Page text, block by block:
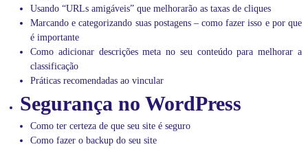
o
b
o
g
Usando “URLs amigáveis” que melhorarão as taxas de cliques
Marcando e categorizando suas postagens – como fazer isso e por que
é importante
Como adicionar descrições meta no seu conteúdo para melhorar a
classificação
Práticas recomendadas ao vincular
Segurança no WordPress
Como ter certeza de que seu site é seguro
Como fazer o backup do seu site